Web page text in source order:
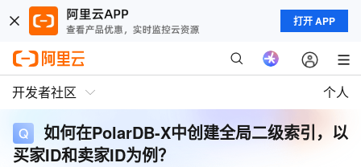
打开 APP
开发者社区 个人
如何在PolarDB-X中创建全局二级索引，以
买家ID和卖家ID为例？